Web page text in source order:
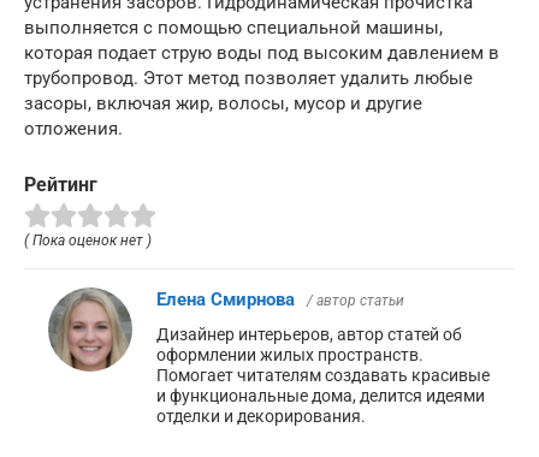
выполняется с помощью специальной машины,
которая подает струю воды под высоким давлением в
трубопровод. Этот метод позволяет удалить любые
засоры, включая жир, волосы, мусор и другие
отложения.
Рейтинг
( Пока оценок нет )
Елена Смирнова / автор статьи
Дизайнер интерьеров, автор статей об
оформлении жилых пространств.
Помогает читателям создавать красивые
и функциональные дома, делится идеями
отделки и декорирования.